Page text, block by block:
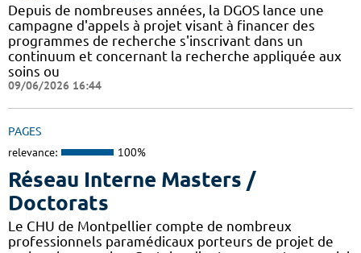
Depuis de nombreuses années, la DGOS lance une
campagne d'appels à projet visant à financer des
programmes de recherche s'inscrivant dans un
continuum et concernant la recherche appliquée aux
soins ou
09/06/2026 16:44
PAGES
relevance: 100%
Réseau Interne Masters /
Doctorats
Le CHU de Montpellier compte de nombreux
professionnels paramédicaux porteurs de projet de